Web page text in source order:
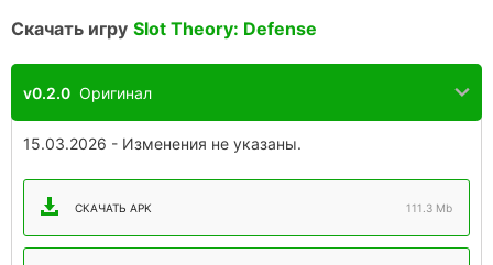
Скачать игру Slot Theory: Defense
v0.2.0 Оригинал
15.03.2026 - Изменения не указаны.
СКАЧАТЬ APK 111.3 Mb